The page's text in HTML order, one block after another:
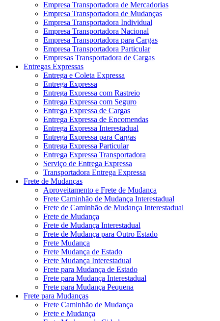
Empresa Transportadora de Mercadorias
Empresa Transportadora de Mudanças
Empresa Transportadora Individual
Empresa Transportadora Nacional
Empresa Transportadora para Cargas
Empresa Transportadora Particular
Empresas Transportadora de Cargas
Entregas Expressas
Entrega e Coleta Expressa
Entrega Expressa
Entrega Expressa com Rastreio
Entrega Expressa com Seguro
Entrega Expressa de Cargas
Entrega Expressa de Encomendas
Entrega Expressa Interestadual
Entrega Expressa para Cargas
Entrega Expressa Particular
Entrega Expressa Transportadora
Serviço de Entrega Expressa
Transportadora Entrega Expressa
Frete de Mudanças
Aproveitamento e Frete de Mudança
Frete Caminhão de Mudança Interestadual
Frete de Caminhão de Mudança Interestadual
Frete de Mudança
Frete de Mudança Interestadual
Frete de Mudança para Outro Estado
Frete Mudança
Frete Mudança de Estado
Frete Mudança Interestadual
Frete para Mudança de Estado
Frete para Mudança Interestadual
Frete para Mudança Pequena
Frete para Mudanças
Frete Caminhão de Mudança
Frete e Mudança